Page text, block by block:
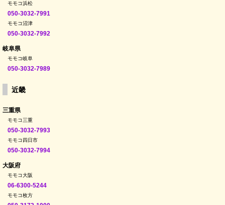
モモコ浜松
050-3032-7991
モモコ沼津
050-3032-7992
岐阜県
モモコ岐阜
050-3032-7989
近畿
三重県
モモコ三重
050-3032-7993
モモコ四日市
050-3032-7994
大阪府
モモコ大阪
06-6300-5244
モモコ枚方